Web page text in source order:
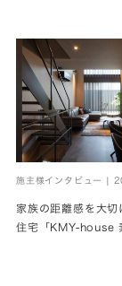
施主様インタビュー |
家族の距離感を大切
住宅「KMY-house